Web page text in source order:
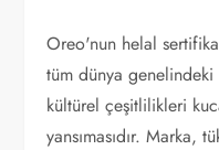
Oreo'nun helal
tüm dünya
kültürel çeşitlilikleri
yansımasıdır. Marka,